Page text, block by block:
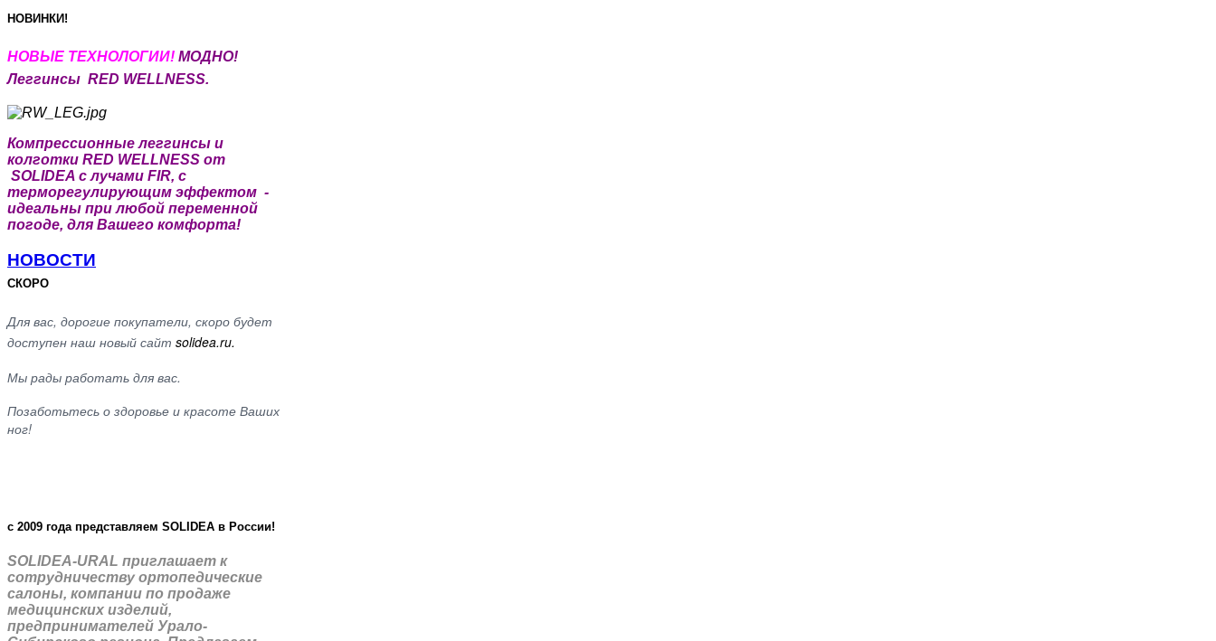
НОВИНКИ!
НОВЫЕ ТЕХНОЛОГИИ! МОДНО!
Леггинсы RED WELLNESS.
Компрессионные леггинсы и
колготки RED WELLNESS от
SOLIDEA с лучами FIR, с
терморегулирующим эффектом -
идеальны при любой переменной
погоде, для Вашего комфорта!
НОВОСТИ
СКОРО
Для вас, дорогие покупатели, скоро будет
доступен наш новый сайт solidea.ru.
Мы рады работать для вас.
Позаботьтесь о здоровье и красоте Ваших
ног!
c 2009 года представляем SOLIDEA в России!
SOLIDEA-URAL приглашает к
сотрудничеству ортопедические
салоны, компании по продаже
медицинских изделий,
предпринимателей Урало-